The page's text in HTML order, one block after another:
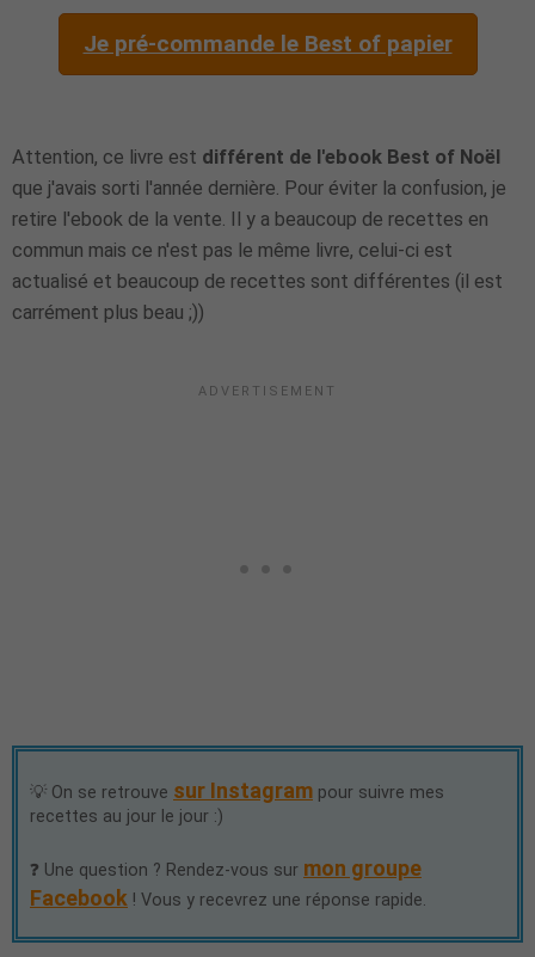
Je pré-commande le Best of papier
Attention, ce livre est différent de l'ebook Best of Noël
que j'avais sorti l'année dernière. Pour éviter la confusion, je
retire l'ebook de la vente. Il y a beaucoup de recettes en
commun mais ce n'est pas le même livre, celui-ci est
actualisé et beaucoup de recettes sont différentes (il est
carrément plus beau ;))
💡 On se retrouve sur Instagram pour suivre mes
recettes au jour le jour :)
❓ Une question ? Rendez-vous sur mon groupe
Facebook ! Vous y recevrez une réponse rapide.